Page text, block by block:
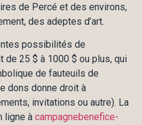
de Percé et des environs,
des adeptes d’art.
possibilités de
de 25 $ à 1000 $ ou plus, qui
de fauteuils de
dons donne droit à
invitations ou autre). La
ligne à campagnebenefice-